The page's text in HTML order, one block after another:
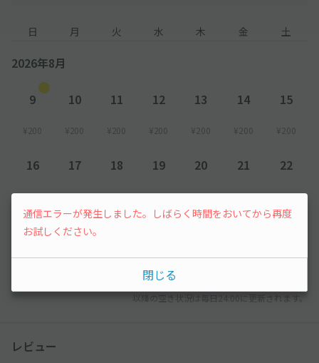
日 月 火 水 木 金 土
2026年8月
9
¥200
10
¥200
11
¥200
12
¥200
13
¥200
14
¥200
15
¥200
16
¥200
17
¥200
18
¥200
19
¥200
20
¥200
21
¥200
22
¥200
23
先行予約
以降の空き状況は毎日24:00に更新されます。
レビュー
通信エラーが発生しました。しばらく時間をおいてから再度
お試しください。
閉じる